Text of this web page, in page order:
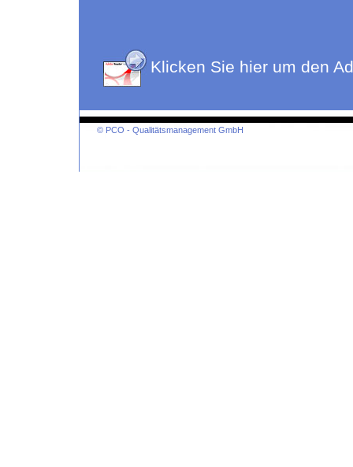
Klicken Sie hier um den
© PCO - Qualitätsmanagement GmbH